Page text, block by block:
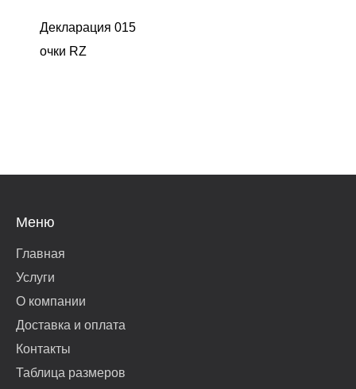
Декларация 015
очки RZ
Меню
Главная
Услуги
О компании
Доставка и оплата
Контакты
Таблица размеров